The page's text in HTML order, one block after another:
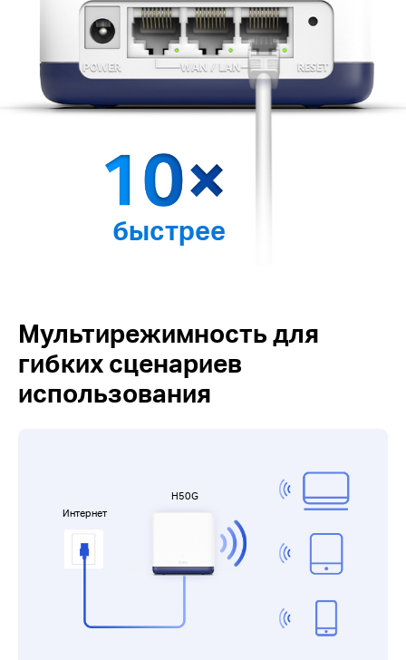
быстрее
Мультирежимность для
гибких сценариев
использования
Интернет
H50G